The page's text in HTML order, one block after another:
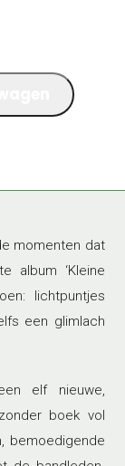
momenten dat
album ‘Kleine
lichtpuntjes
een glimlach
elf nieuwe,
boek vol
bemoedigende